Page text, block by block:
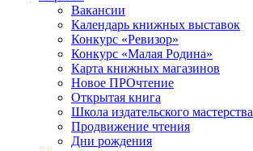
Вакансии
Календарь книжных выставок
Конкурс «Ревизор»
Конкурс «Малая Родина»
Карта книжных магазинов
Новое ПРОчтение
Открытая книга
Школа издательского мастерства
Продвижение чтения
Дни рождения